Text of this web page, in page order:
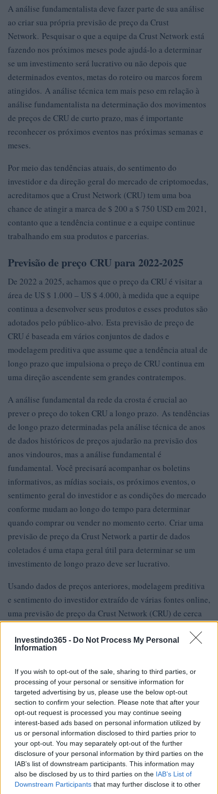
Investindo365 - Do Not Process My Personal
Information
If you wish to opt-out of the sale, sharing to third parties, or
processing of your personal or sensitive information for
targeted advertising by us, please use the below opt-out
section to confirm your selection. Please note that after your
opt-out request is processed you may continue seeing
interest-based ads based on personal information utilized by
us or personal information disclosed to third parties prior to
your opt-out. You may separately opt-out of the further
disclosure of your personal information by third parties on the
IAB’s list of downstream participants. This information may
also be disclosed by us to third parties on the IAB’s List of
Downstream Participants that may further disclose it to other
A análise fundamentalista deve fazer parte de sua análise
ao criar sua própria previsão de preço da Crust
Network. Pesquisar o que a equipe da Crust Network está
fazendo nos próximos meses pode ajudá-lo a determinar
se um investimento será lucrativo ou não depois que
determinados eventos, metas do roteiro ou marcos forem
atingidos. A análise técnica tem mais peso em relação à
análise fundamentalista na determinação dos movimentos
de preços de CRU de curto prazo, mas é importante
reconhecer os próximos eventos nas próximas semanas e
meses.
Por meio das tendências atuais, do sentimento do
investidor e da direção geral do mercado de criptomoedas,
acreditamos que a Crust Network (CRU) tem uma boa
chance de atingir a marca de $ 200 a $ 750 USD em 2021,
contanto que a tendência continue e a equipe continue
trabalhando em sua produtos e parcerias.
Previsão de preço CRU para 2022-2025
De 2022 a 2025, achamos que o preço da CRU é visitar a
área de US $ 1.000 – US $ 4.000, à medida que a equipe
continua a desenvolver seus produtos e esses produtos são
adotados pelo público-alvo. Esta previsão de preço de
CRU é baseada em vários conjuntos de dados e
modelagem preditiva que assume que a tendência atual de
longo prazo que impulsiona o preço de CRU continua em
uma direção ascendente sem grandes contratempos.
A análise fundamental da rede da crosta é crucial ao
prever o preço do token CRU a longo prazo. As tendências
de longo prazo determinadas pela análise técnica de anos
de dados históricos de preços ajudarão na previsão dos
anos vindouros, mas a análise fundamental é
fundamental. Você precisará acompanhar os boletins
informativos, as mídias sociais, os próximos eventos, o
sentimento geral do investidor e as condições do mercado
conforme mudam ao longo do tempo para determinar
quando comprar ou vender no momento certo. Criar uma
previsão de preço da Crust Network a partir de dados
coletados é uma etapa geral útil para determinar se um
investimento de longo prazo deve ser lucrativo.
Usando dados de preços anteriores, modelagem preditiva
e sentimento do investidor extraído de várias fontes online,
uma previsão de preço da Crust Network (CRU) de cerca
que poderia ser possível em 2022-2025 dados os
fundamentos da Crust Network e anteriores dados de
preço do token CRU.
Crust Network (CRU) é um bom
investimento?
Ao decidir se a Crust Network (CRU) é um bom
investimento para você, é fundamental levar em
consideração o risco e a recompensa. Podemos prever o
preço da CRU tanto no curto quanto no longo prazo, mas
as expectativas precisam ser razoáveis ​​para cada um. A